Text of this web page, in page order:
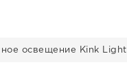
освещение Kink Light